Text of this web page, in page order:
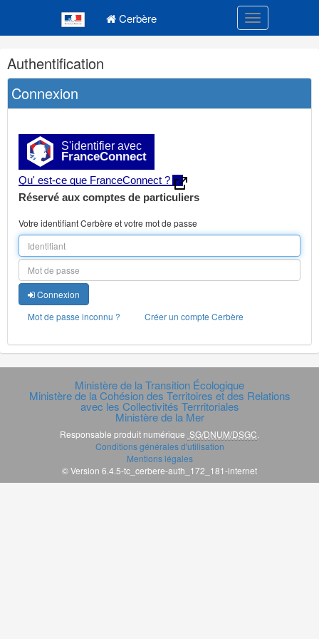
Cerbère Toggle
Navigation
et
outils
annexes
Authentification
Connexion
S'identifier avec
FranceConnect
Qu' est-ce que FranceConnect ?
Réservé aux comptes de particuliers
Votre identifiant Cerbère et votre mot de passe
Connexion
Mot de passe inconnu ?
Créer un compte Cerbère
Ministère de la Transition Écologique
Ministère de la Cohésion des Territoires et des Relations
avec les Collectivités Terrritoriales
Ministère de la Mer
Responsable produit numérique SG/DNUM/DSGC.
Conditions générales d'utilisation
Mentions légales
© Version 6.4.5-tc_cerbere-auth_172_181-internet